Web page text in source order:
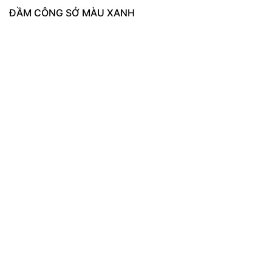
ĐẦM CÔNG SỞ MÀU XANH